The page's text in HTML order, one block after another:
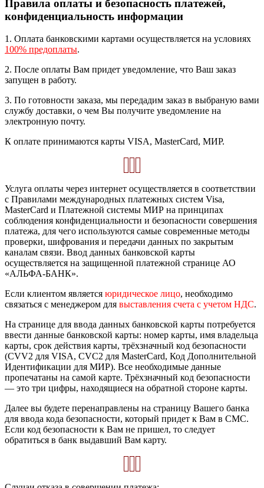
Правила оплаты и безопасность платежей,
конфиденциальность информации
1. Оплата банковскими картами осуществляется на условиях
100% предоплаты.
2. После оплаты Вам придет уведомление, что Ваш заказ
запущен в работу.
3. По готовности заказа, мы передадим заказ в выбраную вами
службу доставки, о чем Вы получите уведомление на
электронную почту.
К оплате принимаются карты VISA, MasterCard, МИР.
Услуга оплаты через интернет осуществляется в соответствии
с Правилами международных платежных систем Visa,
MasterCard и Платежной системы МИР на принципах
соблюдения конфиденциальности и безопасности совершения
платежа, для чего используются самые современные методы
проверки, шифрования и передачи данных по закрытым
каналам связи. Ввод данных банковской карты
осуществляется на защищенной платежной странице АО
«АЛЬФА-БАНК».
Если клиентом является юридическое лицо, необходимо
связаться с менеджером для выставления счета с учетом НДС.
На странице для ввода данных банковской карты потребуется
ввести данные банковской карты: номер карты, имя владельца
карты, срок действия карты, трёхзначный код безопасности
(CVV2 для VISA, CVC2 для MasterCard, Код Дополнительной
Идентификации для МИР). Все необходимые данные
пропечатаны на самой карте. Трёхзначный код безопасности
— это три цифры, находящиеся на обратной стороне карты.
Далее вы будете перенаправлены на страницу Вашего банка
для ввода кода безопасности, который придет к Вам в СМС.
Если код безопасности к Вам не пришел, то следует
обратиться в банк выдавший Вам карту.